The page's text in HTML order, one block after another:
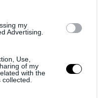
my
Advertising.
Use,
of my
with the
ΝΒΑ με την